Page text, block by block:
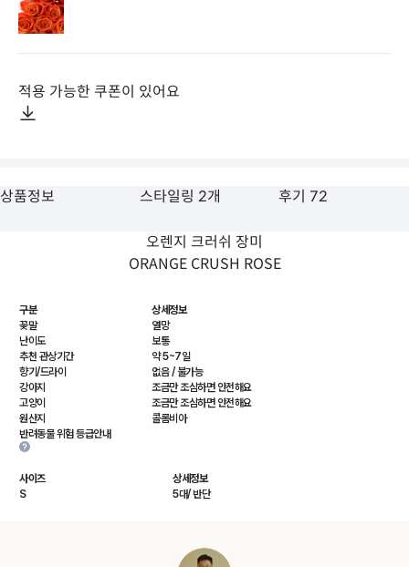
적용 가능한 쿠폰이 있어요
상품정보 스타일링 2개 후기 72
오렌지 크러쉬 장미
ORANGE CRUSH ROSE
구분
상세정보
꽃말
열망
난이도
보통
추천 관상기간
약 5~7일
향기/드라이
없음 / 불가능
강아지
조금만 조심하면 안전해요
고양이
조금만 조심하면 안전해요
원산지
콜롬비아
반려동물 위험 등급안내
사이즈
상세정보
S
5대/ 반단